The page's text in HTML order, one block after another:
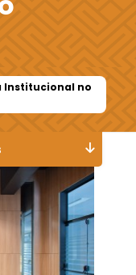
Institucional no